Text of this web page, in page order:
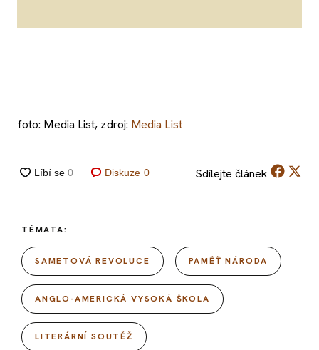
foto: Media List, zdroj: Media List
Diskuze 0 Sdílejte článek
TÉMATA:
SAMETOVÁ REVOLUCE PAMĚŤ NÁRODA
ANGLO-AMERICKÁ VYSOKÁ ŠKOLA
LITERÁRNÍ SOUTĚŽ